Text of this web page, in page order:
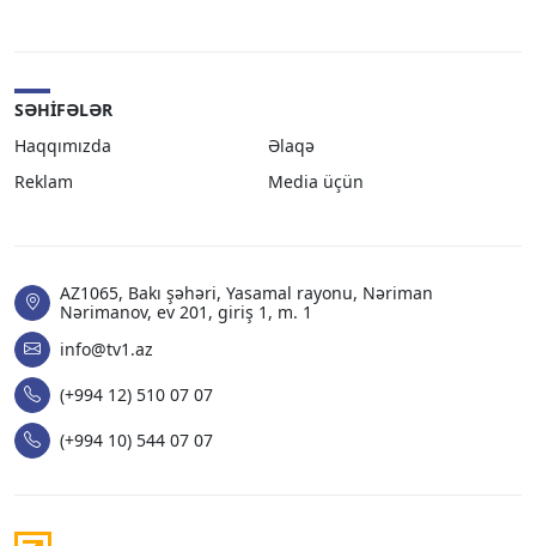
SƏHIFƏLƏR
Haqqımızda
Əlaqə
Reklam
Media üçün
AZ1065, Bakı şəhəri, Yasamal rayonu, Nəriman
Nərimanov, ev 201, giriş 1, m. 1
info@tv1.az
(+994 12) 510 07 07
(+994 10) 544 07 07